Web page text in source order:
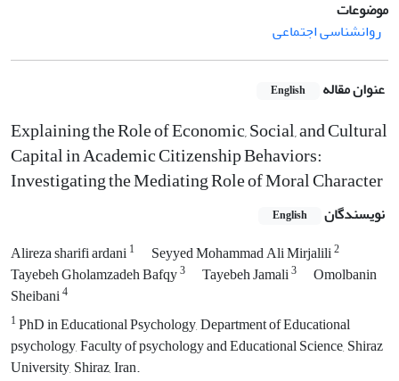
موضوعات
روانشناسی اجتماعی
عنوان مقاله English
Explaining the Role of Economic, Social, and Cultural
Capital in Academic Citizenship Behaviors:
Investigating the Mediating Role of Moral Character
نویسندگان English
Alireza sharifi ardani1 Seyyed Mohammad Ali Mirjalili2
Tayebeh Gholamzadeh Bafqy3 Tayebeh Jamali3
Omolbanin
Sheibani4
1PhD in Educational Psychology, Department of Educational
psychology, Faculty of psychology and Educational Science, Shiraz
University, Shiraz, Iran.